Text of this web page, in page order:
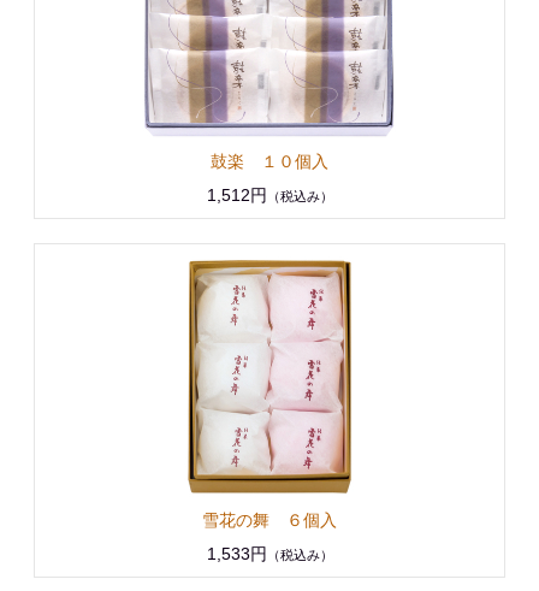
鼓楽 １０個入
1,512円
（税込み）
雪花の舞 ６個入
1,533円
（税込み）